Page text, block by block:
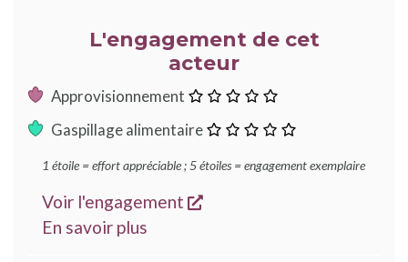
L'engagement de cet
acteur
Approvisionnement
étoile
Gaspillage alimentaire
étoile
1 étoile = effort appréciable ; 5 étoiles = engagement exemplaire
Voir l'engagement
s'ouvre dans une
En savoir plus